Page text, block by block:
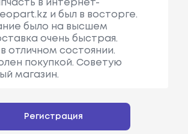
в интернет-
и был в восторге.
было на высшем
очень быстрая.
отличном состоянии.
покупкой. Советую
магазин.
Регистрация